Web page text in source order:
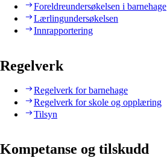
Foreldreundersøkelsen i barnehage
Lærlingundersøkelsen
Innrapportering
Regelverk
Regelverk for barnehage
Regelverk for skole og opplæring
Tilsyn
Kompetanse og tilskudd